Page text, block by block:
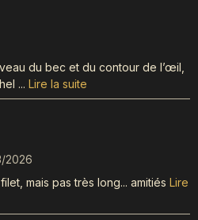
du bec et du contour de l’œil,
... Lire la suite
2026
mais pas très long... amitiés Lire